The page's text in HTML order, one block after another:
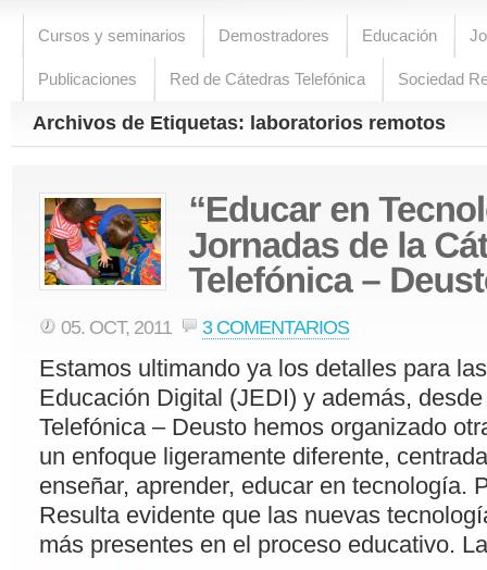
Cursos y seminarios Demostradores Educación
Publicaciones Red de Cátedras Telefónica Sociedad
Archivos de Etiquetas: laboratorios remotos
05. OCT, 2011 3 COMENTARIOS
Estamos ultimando ya los detalles para
Educación Digital (JEDI) y además,
Telefónica – Deusto hemos organizado
un enfoque ligeramente diferente,
enseñar, aprender, educar en tecnología.
Resulta evidente que las nuevas
más presentes en el proceso educativo.